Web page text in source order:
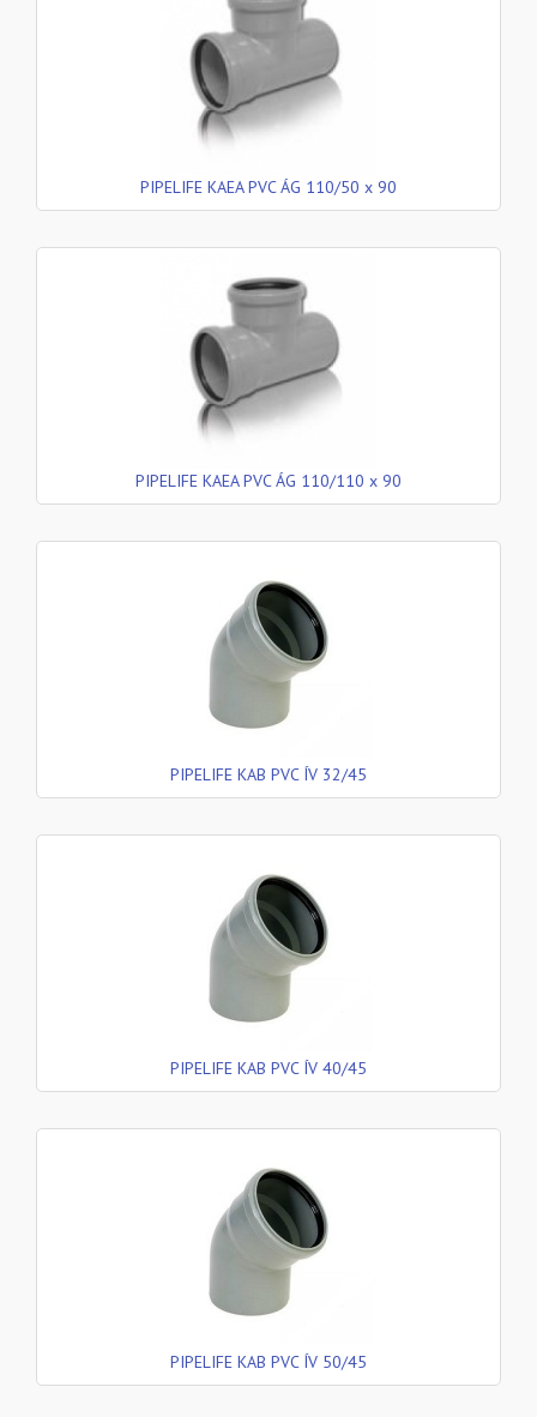
PIPELIFE KAEA PVC ÁG 110/50 x 90
PIPELIFE KAEA PVC ÁG 110/110 x 90
PIPELIFE KAB PVC ÍV 32/45
PIPELIFE KAB PVC ÍV 40/45
PIPELIFE KAB PVC ÍV 50/45